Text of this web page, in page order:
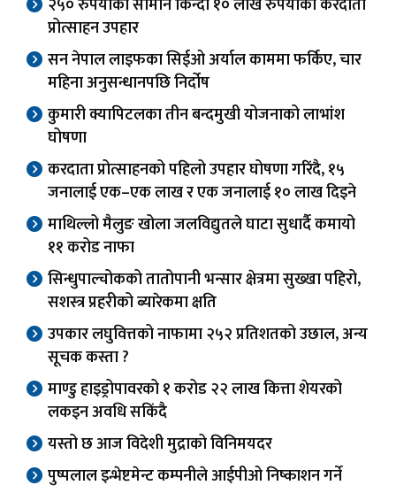
प्रोत्साहन उपहार
सन नेपाल लाइफका सिईओ अर्याल काममा फर्किए, चार
महिना अनुसन्धानपछि निर्दोष
कुमारी क्यापिटलका तीन बन्दमुखी योजनाको लाभांश
घोषणा
करदाता प्रोत्साहनको पहिलो उपहार घोषणा गरिंदै, १५
जनालाई एक–एक लाख र एक जनालाई १० लाख दिइने
माथिल्लो मैलुङ खोला जलविद्युतले घाटा सुधार्दै कमायो
११ करोड नाफा
सिन्धुपाल्चोकको तातोपानी भन्सार क्षेत्रमा सुख्खा पहिरो,
सशस्त्र प्रहरीको ब्यारेकमा क्षति
उपकार लघुवित्तको नाफामा २५२ प्रतिशतको उछाल, अन्य
सूचक कस्ता ?
माण्डु हाइड्रोपावरको १ करोड २२ लाख कित्ता शेयरको
लकइन अवधि सकिंदै
यस्तो छ आज विदेशी मुद्राको विनिमयदर
पुष्पलाल इन्भेष्टमेन्ट कम्पनीले आईपीओ निष्काशन गर्ने